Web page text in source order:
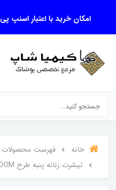
امکان خرید با اعتبار اسنپ پی
خانه
فهرست محصولات
تیشرت زنانه پنبه طرح FREDOM